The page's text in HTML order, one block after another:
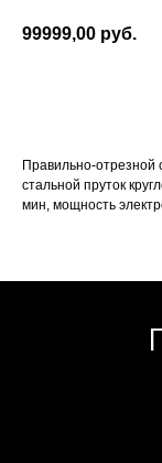
99999,00 руб.
Правильно-отрезной
стальной пруток
мин, мощность